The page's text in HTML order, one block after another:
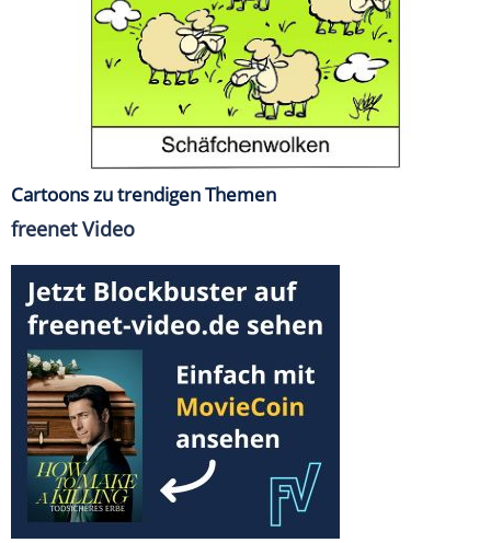
Cartoons zu trendigen Themen
freenet Video